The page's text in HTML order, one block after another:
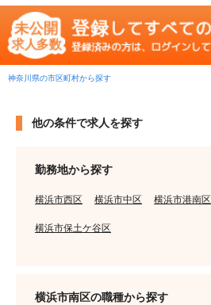
神奈川県の市区町村から探す
他の条件で求人を探す
勤務地から探す
横浜市西区 横浜市中区 横浜市港南区
横浜市保土ケ谷区
横浜市南区の職種から探す